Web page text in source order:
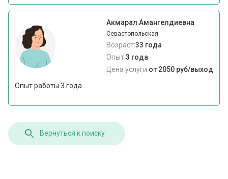
Акмарал Амангелдиевна
Севастопольская
Возраст:33 года
Опыт:3 года
Цена услуги:от 2050 руб/выход
Опыт работы 3 года.
Вернуться к поиску